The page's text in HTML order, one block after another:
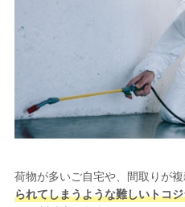
荷物が多いご自宅や、間取りが複
られてしまうような難しいトコ